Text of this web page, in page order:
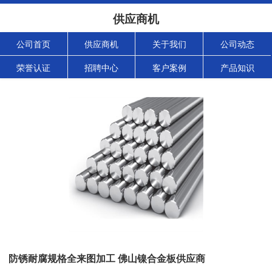
供应商机
公司首页 供应商机 关于我们 公司动态
荣誉认证 招聘中心 客户案例 产品知识
防锈耐腐规格全来图加工 佛山镍合金板供应商